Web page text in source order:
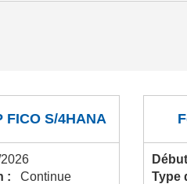
FICO S/4HANA
:
Continue
Type